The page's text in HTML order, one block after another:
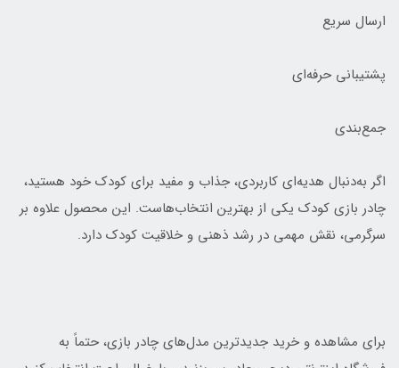
ارسال سریع
پشتیبانی حرفه‌ای
جمع‌بندی
اگر به‌دنبال هدیه‌ای کاربردی، جذاب و مفید برای کودک خود هستید،
چادر بازی کودک یکی از بهترین انتخاب‌هاست. این محصول علاوه بر
سرگرمی، نقش مهمی در رشد ذهنی و خلاقیت کودک دارد.
برای مشاهده و خرید جدیدترین مدل‌های چادر بازی، حتماً به